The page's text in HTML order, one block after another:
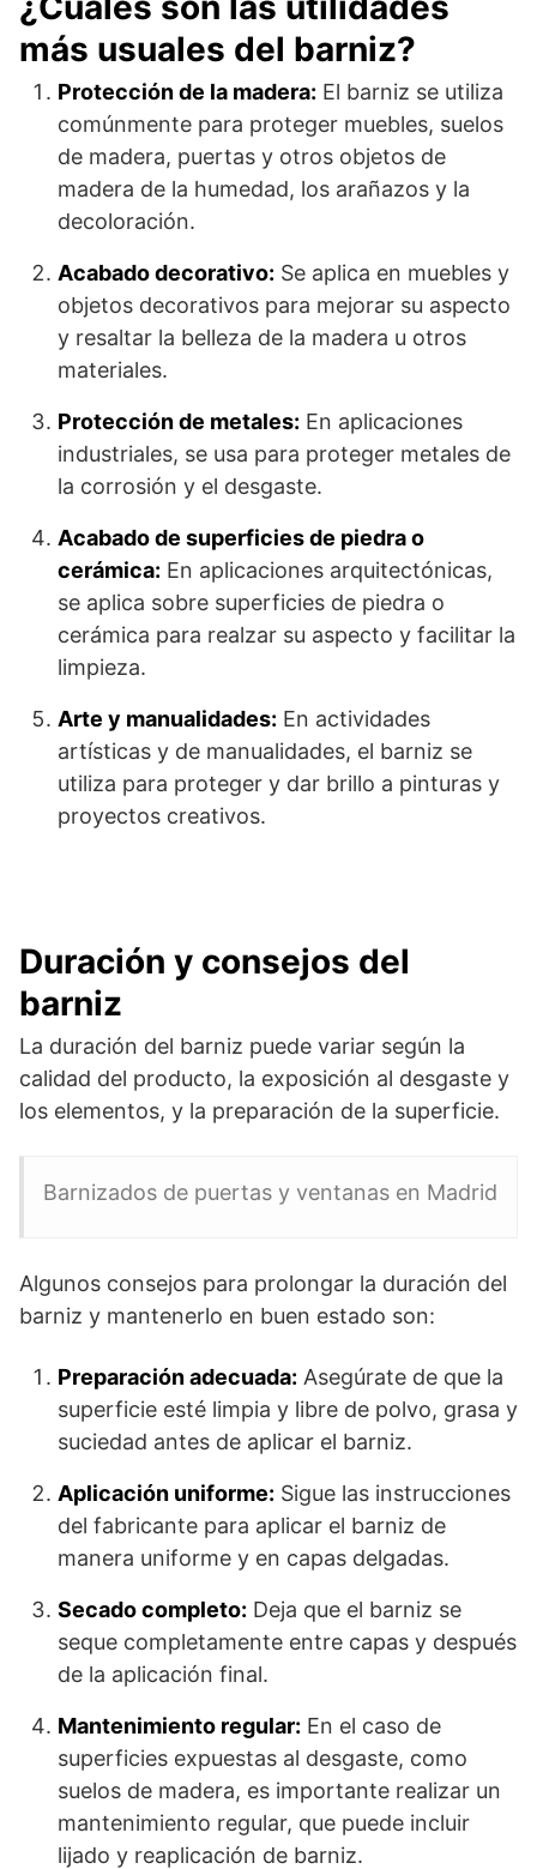
más usuales del barniz?
Protección de la madera: El barniz se utiliza
comúnmente para proteger muebles, suelos
de madera, puertas y otros objetos de
madera de la humedad, los arañazos y la
decoloración.
Acabado decorativo: Se aplica en muebles y
objetos decorativos para mejorar su aspecto
y resaltar la belleza de la madera u otros
materiales.
Protección de metales: En aplicaciones
industriales, se usa para proteger metales de
la corrosión y el desgaste.
Acabado de superficies de piedra o
cerámica: En aplicaciones arquitectónicas,
se aplica sobre superficies de piedra o
cerámica para realzar su aspecto y facilitar la
limpieza.
Arte y manualidades: En actividades
artísticas y de manualidades, el barniz se
utiliza para proteger y dar brillo a pinturas y
proyectos creativos.
Duración y consejos del
barniz
La duración del barniz puede variar según la
calidad del producto, la exposición al desgaste y
los elementos, y la preparación de la superficie.
Barnizados de puertas y ventanas en Madrid
Algunos consejos para prolongar la duración del
barniz y mantenerlo en buen estado son:
Preparación adecuada: Asegúrate de que la
superficie esté limpia y libre de polvo, grasa y
suciedad antes de aplicar el barniz.
Aplicación uniforme: Sigue las instrucciones
del fabricante para aplicar el barniz de
manera uniforme y en capas delgadas.
Secado completo: Deja que el barniz se
seque completamente entre capas y después
de la aplicación final.
Mantenimiento regular: En el caso de
superficies expuestas al desgaste, como
suelos de madera, es importante realizar un
mantenimiento regular, que puede incluir
lijado y reaplicación de barniz.